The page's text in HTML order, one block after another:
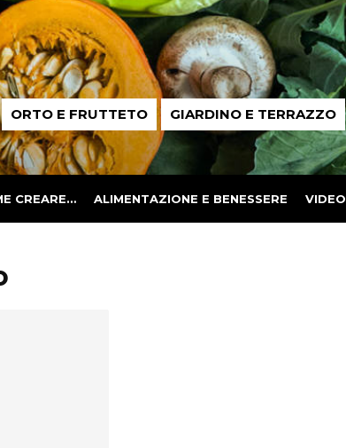
ORTO E FRUTTETO GIARDINO E TERRAZZO
CREARE… ALIMENTAZIONE E BENESSERE VIDEO